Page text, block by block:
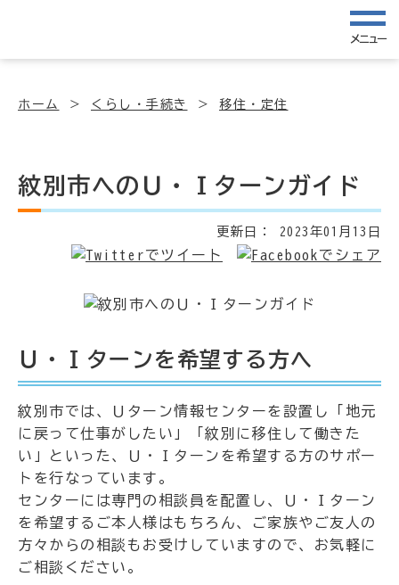
メニュー
ホーム くらし・手続き 移住・定住
紋別市へのＵ・Ｉターンガイド
更新日： 2023年01月13日
Ｕ・Ｉターンを希望する方へ
紋別市では、Ｕターン情報センターを設置し「地元
に戻って仕事がしたい」「紋別に移住して働きた
い」といった、Ｕ・Ｉターンを希望する方のサポー
トを行なっています。
センターには専門の相談員を配置し、Ｕ・Ｉターン
を希望するご本人様はもちろん、ご家族やご友人の
方々からの相談もお受けしていますので、お気軽に
ご相談ください。